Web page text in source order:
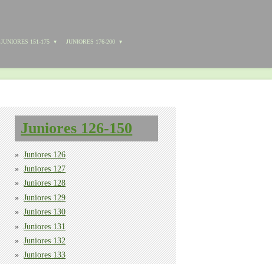
JUNIORES 151-175 JUNIORES 176-200
Juniores 126-150
Juniores 126
Juniores 127
Juniores 128
Juniores 129
Juniores 130
Juniores 131
Juniores 132
Juniores 133